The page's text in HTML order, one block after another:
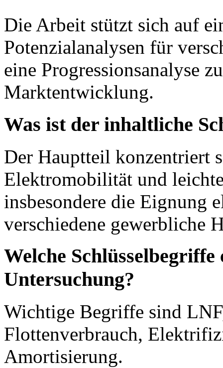
Die Arbeit stützt sich auf
Potenzialanalysen für
eine Progressionsanalyse
Marktentwicklung.
Was ist der inhaltliche
Der Hauptteil konzentriert
Elektromobilität und
insbesondere die Eignung
verschiedene gewerbliche
Welche
Untersuchung?
Wichtige Begriffe sind
Flottenverbrauch,
Amortisierung.